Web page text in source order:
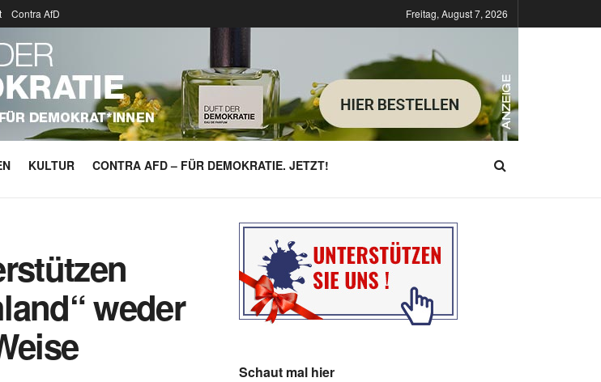
Contra AfD Freitag, August 7, 2026
KULTUR CONTRA AFD – FÜR DEMOKRATIE. JETZT!
weder
Schaut mal hier